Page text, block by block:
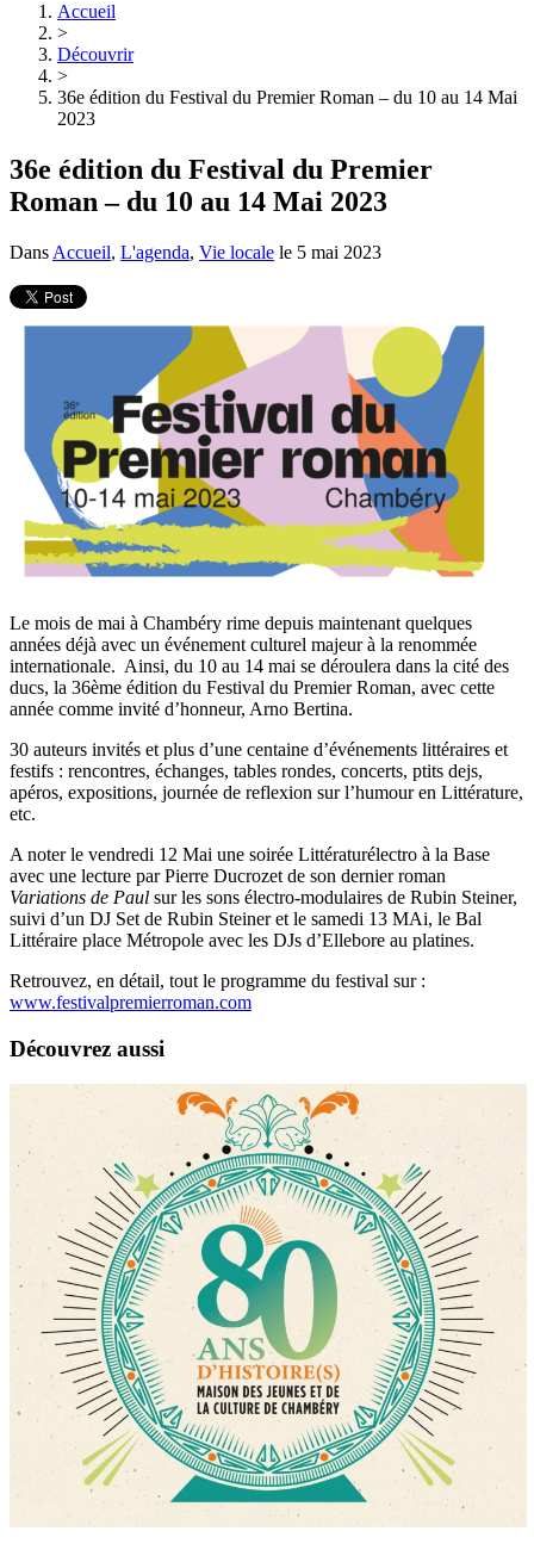
Accueil
>
Découvrir
>
36e édition du Festival du Premier Roman – du 10 au 14 Mai
2023
36e édition du Festival du Premier
Roman – du 10 au 14 Mai 2023
Dans Accueil, L'agenda, Vie locale le 5 mai 2023
Le mois de mai à Chambéry rime depuis maintenant quelques
années déjà avec un événement culturel majeur à la renommée
internationale. Ainsi, du 10 au 14 mai se déroulera dans la cité des
ducs, la 36ème édition du Festival du Premier Roman, avec cette
année comme invité d’honneur, Arno Bertina.
30 auteurs invités et plus d’une centaine d’événements littéraires et
festifs : rencontres, échanges, tables rondes, concerts, ptits dejs,
apéros, expositions, journée de reflexion sur l’humour en Littérature,
etc.
A noter le vendredi 12 Mai une soirée Littératurélectro à la Base
avec une lecture par Pierre Ducrozet de son dernier roman
Variations de Paul sur les sons électro-modulaires de Rubin Steiner,
suivi d’un DJ Set de Rubin Steiner et le samedi 13 MAi, le Bal
Littéraire place Métropole avec les DJs d’Ellebore au platines.
Retrouvez, en détail, tout le programme du festival sur :
www.festivalpremierroman.com
Découvrez aussi